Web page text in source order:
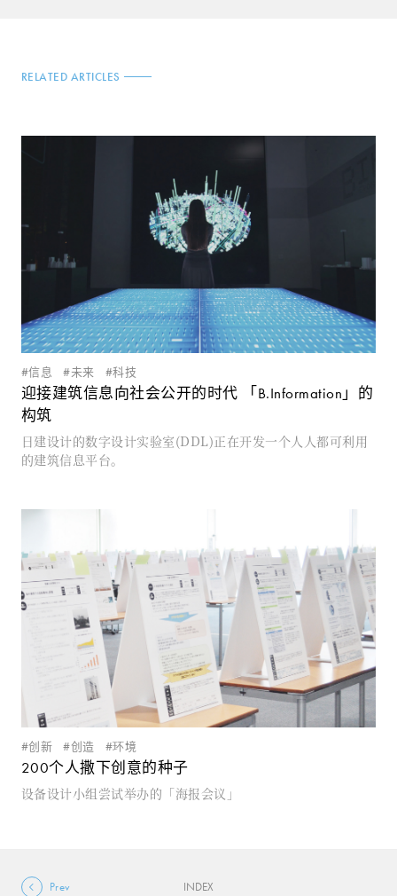
RELATED ARTICLES
信息 未来 科技
迎接建筑信息向社会公开的时代 「B.Information」的
构筑
日建设计的数字设计实验室(DDL)正在开发一个人人都可利用
的建筑信息平台。
创新 创造 环境
200个人撒下创意的种子
设备设计小组尝试举办的「海报会议」
Prev INDEX